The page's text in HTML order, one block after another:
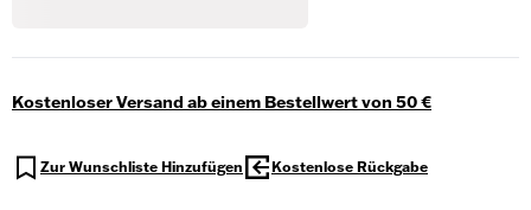
Kostenloser Versand ab einem Bestellwert von 50 €
Zur Wunschliste Hinzufügen Kostenlose Rückgabe